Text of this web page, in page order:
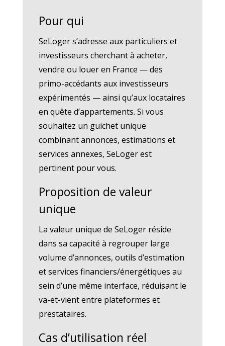
Pour qui
SeLoger s’adresse aux particuliers et
investisseurs cherchant à acheter,
vendre ou louer en France — des
primo-accédants aux investisseurs
expérimentés — ainsi qu’aux locataires
en quête d’appartements. Si vous
souhaitez un guichet unique
combinant annonces, estimations et
services annexes, SeLoger est
pertinent pour vous.
Proposition de valeur
unique
La valeur unique de SeLoger réside
dans sa capacité à regrouper large
volume d’annonces, outils d’estimation
et services financiers/énergétiques au
sein d’une même interface, réduisant le
va-et-vient entre plateformes et
prestataires.
Cas d’utilisation réel